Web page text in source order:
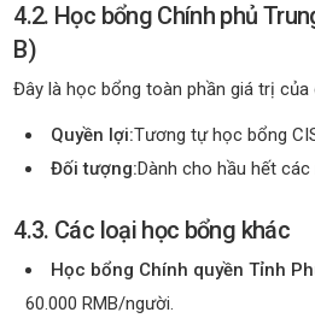
4.2. Học bổng Chính phủ
B)
Đây là học bổng toàn phần giá trị của
Quyền lợi:Tương tự học bổng
Đối tượng:Dành cho hầu hết
4.3. Các loại học bổng khác
Học bổng Chính quyền Tỉnh
60.000 RMB/người.